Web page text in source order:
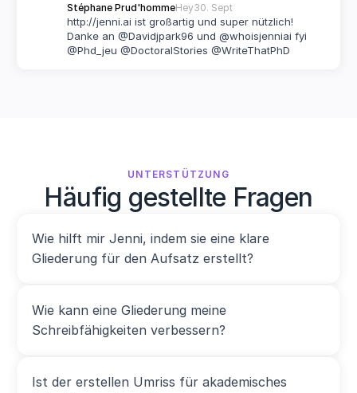
Stéphane Prud'hommeHey30. Sept
http://jenni.ai ist großartig und super nützlich!
Danke an @Davidjpark96 und @whoisjenniai fyi
@Phd_jeu @DoctoralStories @WriteThatPhD
UNTERSTÜTZUNG
Häufig gestellte Fragen
Wie hilft mir Jenni, indem sie eine klare
Gliederung für den Aufsatz erstellt?
Wie kann eine Gliederung meine
Schreibfähigkeiten verbessern?
Ist der erstellen Umriss für akademisches